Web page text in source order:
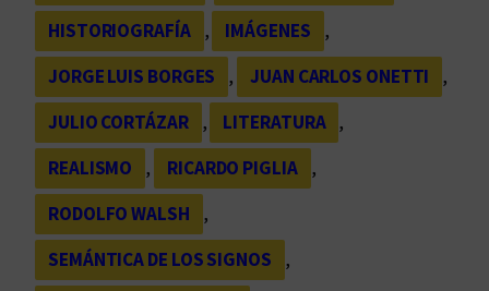
HISTORIOGRAFÍA , IMÁGENES
,
JORGE LUIS BORGES
, JUAN CARLOS ONETTI
,
JULIO CORTÁZAR
, LITERATURA
,
REALISMO
, RICARDO PIGLIA
,
RODOLFO WALSH
,
SEMÁNTICA DE LOS SIGNOS
,